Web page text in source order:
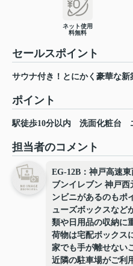
ネット使用
料無料
セールスポイント
サウナ付き！とにかく豪華な
ポイント
駅徒歩10分以内 洗面化粧台
担当者のコメント
EG-12B：神戸高速
ブンイレブン 神戸西
ンビニがあるのもポ
ューズボックスなど
類や日用品の収納に
荷物は宅配ボックス
家でも手が離せない
近隣の駐車場がご利